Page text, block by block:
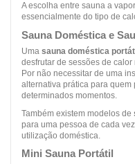
A escolha entre sauna a
essencialmente do tipo de
Sauna Doméstica e
Uma sauna doméstica
desfrutar de sessões de
Por não necessitar de uma
alternativa prática para
determinados momentos.
Também existem modelos de
para uma pessoa de cada
utilização doméstica.
Mini Sauna Portátil